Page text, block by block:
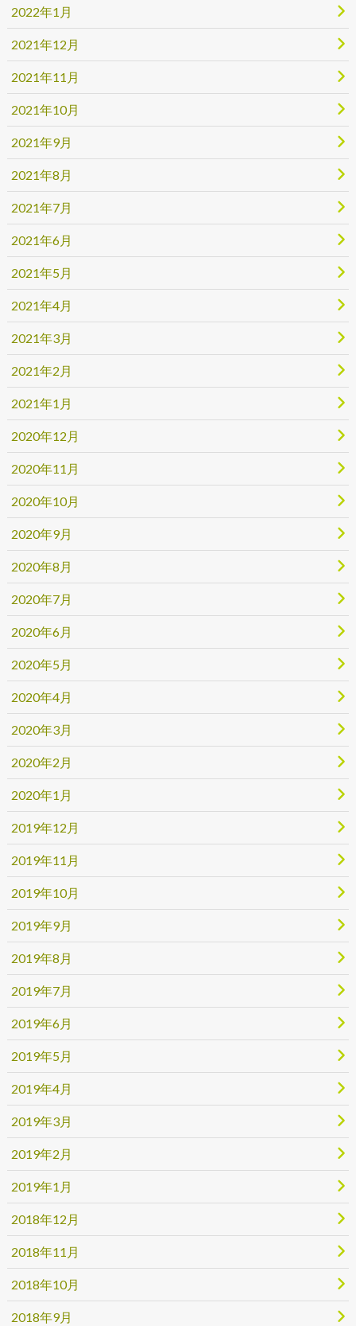
2022年1月
2021年12月
2021年11月
2021年10月
2021年9月
2021年8月
2021年7月
2021年6月
2021年5月
2021年4月
2021年3月
2021年2月
2021年1月
2020年12月
2020年11月
2020年10月
2020年9月
2020年8月
2020年7月
2020年6月
2020年5月
2020年4月
2020年3月
2020年2月
2020年1月
2019年12月
2019年11月
2019年10月
2019年9月
2019年8月
2019年7月
2019年6月
2019年5月
2019年4月
2019年3月
2019年2月
2019年1月
2018年12月
2018年11月
2018年10月
2018年9月